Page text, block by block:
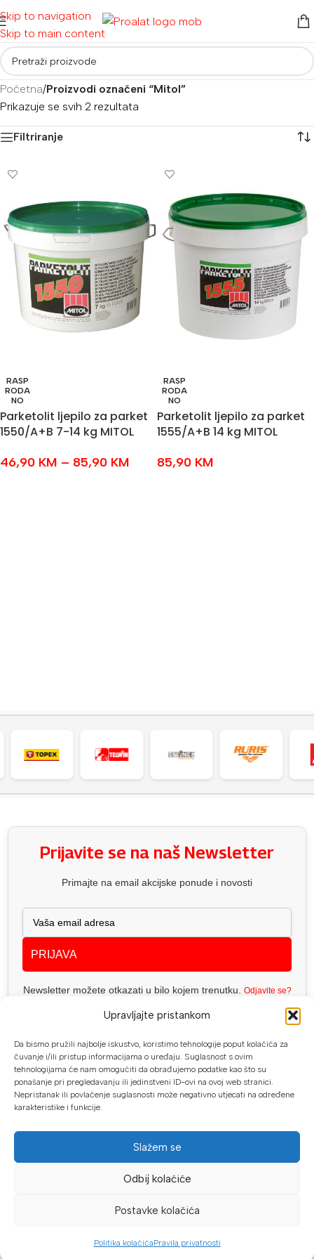
Upravljajte pristankom
Da bismo pružili najbolje iskustvo, koristimo tehnologije poput kolačića za
čuvanje i/ili pristup informacijama o uređaju. Suglasnost s ovim
tehnologijama će nam omogućiti da obrađujemo podatke kao što su
ponašanje pri pregledavanju ili jedinstveni ID-ovi na ovoj web stranici.
Nepristanak ili povlačenje suglasnosti može negativno utjecati na određene
karakteristike i funkcije.
Slažem se
Odbij kolaćiće
Postavke kolačića
Politika kolačićaPravila privatnosti
Skip to navigation
Skip to main content
Početna/Proizvodi označeni “Mitol”
Prikazuje se svih 2 rezultata
Filtriranje
RASP
RODA
NO
Parketolit ljepilo za parket
1550/A+B 7-14 kg MITOL
46,90 KM – 85,90 KM
RASP
RODA
NO
Parketolit ljepilo za parket
1555/A+B 14 kg MITOL
85,90 KM
Prijavite se na naš Newsletter
Primajte na email akcijske ponude i novosti
PRIJAVA
Newsletter možete otkazati u bilo kojem trenutku. Odjavite se?
Geo Spektar d.o.o. PJ. Proalat
Trnska cesta 1, 88220 Široki Brijeg
Telefon: +387 (0) 63 113 513
info@proalat.ba
Pon-Pet 08-16h / Sub 08-14h
NAČINI PLAĆANJA